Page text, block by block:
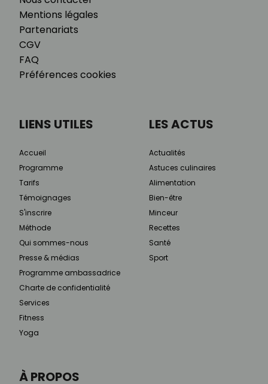
Mentions légales
Partenariats
CGV
FAQ
Préférences cookies
À PROPOS
LIENS UTILES
Accueil
Programme
Tarifs
Témoignages
S'inscrire
Méthode
Qui sommes-nous
Presse & médias
Programme ambassadrice
Charte de confidentialité
Services
Fitness
Yoga
LES ACTUS
Actualités
Astuces culinaires
Alimentation
Bien-être
Minceur
Recettes
Santé
Sport